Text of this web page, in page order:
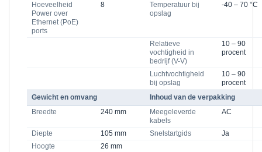
Hoeveelheid
Power over
Ethernet (PoE)
ports
8
Temperatuur bij
opslag
-40 – 70 °C
Relatieve
vochtigheid in
bedrijf (V-V)
10 – 90
procent
Luchtvochtigheid
bij opslag
10 – 90
procent
Gewicht en omvang
Inhoud van de verpakking
Breedte
240 mm
Meegeleverde
kabels
AC
Diepte 105 mm Snelstartgids
Ja
Hoogte
26 mm